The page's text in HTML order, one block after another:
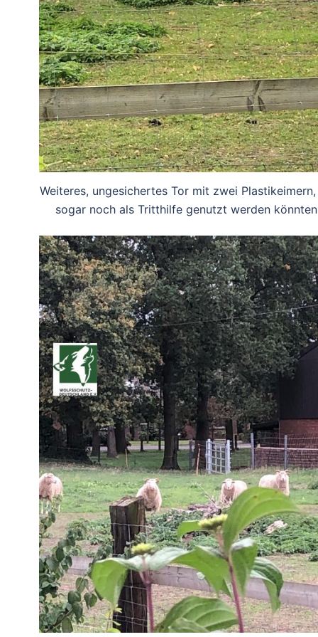
Weiteres, ungesichertes Tor mit zwei
sogar noch als Tritthilfe genutzt werden